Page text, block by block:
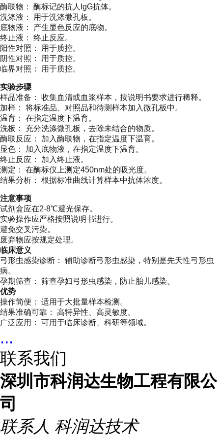
酶联物： 酶标记的抗人IgG抗体。
洗涤液： 用于洗涤微孔板。
底物液： 产生显色反应的底物。
终止液： 终止反应。
阳性对照： 用于质控。
阴性对照： 用于质控。
临界对照： 用于质控。
实验步骤
样品准备： 收集血清或血浆样本，按说明书要求进行稀释。
加样： 将标准品、对照品和待测样本加入微孔板中。
温育： 在指定温度下温育。
洗板： 充分洗涤微孔板，去除未结合的物质。
酶联反应： 加入酶联物，在指定温度下温育。
显色： 加入底物液，在指定温度下温育。
终止反应： 加入终止液。
测定： 在酶标仪上测定450nm处的吸光度。
结果分析： 根据标准曲线计算样本中抗体浓度。
注意事项
试剂盒应在2-8℃避光保存。
实验操作应严格按照说明书进行。
避免交叉污染。
废弃物应按规定处理。
临床意义
弓形虫感染诊断： 辅助诊断弓形虫感染，特别是先天性弓形虫
病。
孕期筛查： 筛查孕妇弓形虫感染，防止胎儿感染。
优势
操作简便： 适用于大批量样本检测。
结果准确可靠： 高特异性、高灵敏度。
广泛应用： 可用于临床诊断、科研等领域。
...
联系我们
深圳市科润达生物工程有限公
司
联系人 科润达技术